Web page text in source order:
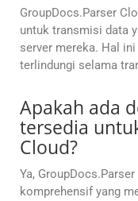
GroupDocs.Parser
untuk transmisi data
server mereka. Hal
terlindungi selama
Apakah ada
tersedia
Cloud?
Ya,
komprehensif yang